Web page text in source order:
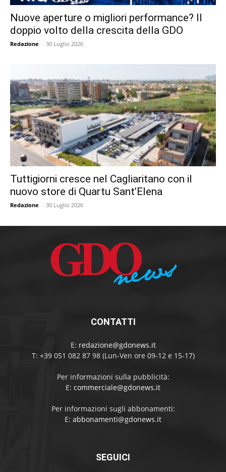
Nuove aperture o migliori performance? Il
doppio volto della crescita della GDO
Redazione - 30 Luglio 2026
Tuttigiorni cresce nel Cagliaritano con il
nuovo store di Quartu Sant’Elena
Redazione - 30 Luglio 2026
CONTATTI
E: redazione@gdonews.it
T: +39 051 082 87 98 (Lun-Ven ore 09-12 e 15-17)
Per informazioni sulla pubblicità:
E: commerciale@gdonews.it
Per informazioni sugli abbonamenti:
E: abbonamenti@gdonews.it
SEGUICI